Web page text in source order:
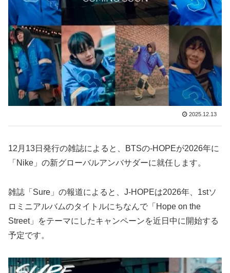
2025.12.13
12月13日発行の雑誌によると、BTSの-HOPEが2026年に
「Nike」の新グローバルアンバサダーに就任します。
雑誌「Sure」の報道によると、J-HOPEは2026年、1stソ
ロミニアルバムのタイトルにちなんで「Hope on the
Street」をテーマにしたキャンペーンを近日中に開始する
予定です。